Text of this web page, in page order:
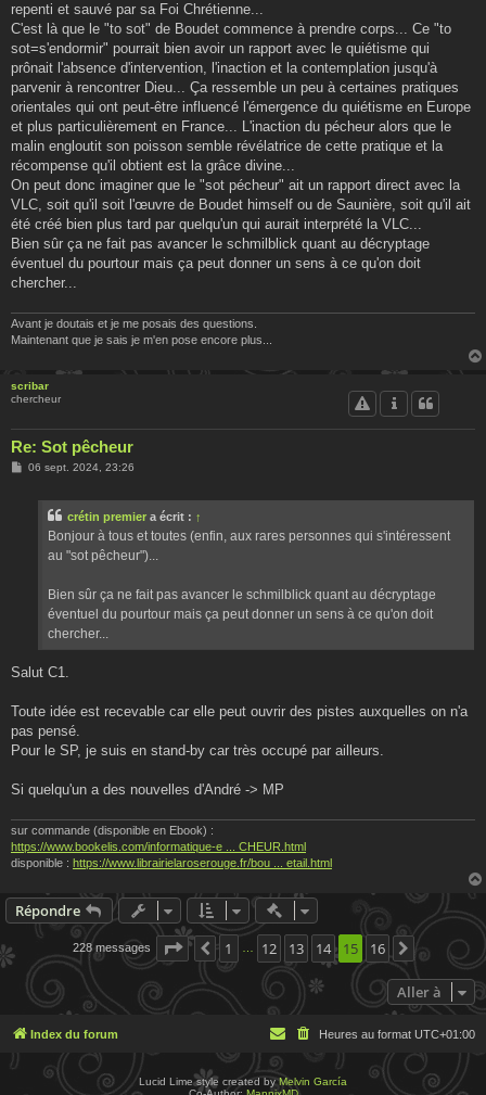
repenti et sauvé par sa Foi Chrétienne...
C'est là que le "to sot" de Boudet commence à prendre corps... Ce "to
sot=s'endormir" pourrait bien avoir un rapport avec le quiétisme qui
prônait l'absence d'intervention, l'inaction et la contemplation jusqu'à
parvenir à rencontrer Dieu... Ça ressemble un peu à certaines pratiques
orientales qui ont peut-être influencé l'émergence du quiétisme en Europe
et plus particulièrement en France... L'inaction du pécheur alors que le
malin engloutit son poisson semble révélatrice de cette pratique et la
récompense qu'il obtient est la grâce divine...
On peut donc imaginer que le "sot pécheur" ait un rapport direct avec la
VLC, soit qu'il soit l'œuvre de Boudet himself ou de Saunière, soit qu'il ait
été créé bien plus tard par quelqu'un qui aurait interprété la VLC...
Bien sûr ça ne fait pas avancer le schmilblick quant au décryptage
éventuel du pourtour mais ça peut donner un sens à ce qu'on doit
chercher...
Avant je doutais et je me posais des questions.
Maintenant que je sais je m'en pose encore plus...
scribar
chercheur
Re: Sot pêcheur
M06 sept. 2024, 23:26
crétin premier a écrit : ↑
Bonjour à tous et toutes (enfin, aux rares personnes qui s'intéressent
au "sot pêcheur")...
Bien sûr ça ne fait pas avancer le schmilblick quant au décryptage
éventuel du pourtour mais ça peut donner un sens à ce qu'on doit
chercher...
Salut C1.
Toute idée est recevable car elle peut ouvrir des pistes auxquelles on n'a
pas pensé.
Pour le SP, je suis en stand-by car très occupé par ailleurs.
Si quelqu'un a des nouvelles d'André -> MP
sur commande (disponible en Ebook) :
https://www.bookelis.com/informatique-e ... CHEUR.html
disponible : https://www.librairielaroserouge.fr/bou ... etail.html
Répondre Actions rapides de
228 messages Page 15 sur 16
Précédente
1 12 13 14 15 16 Suivante
Aller à
Index du forum Heures au format UTC+01:00
Lucid Lime style created byMelvin García